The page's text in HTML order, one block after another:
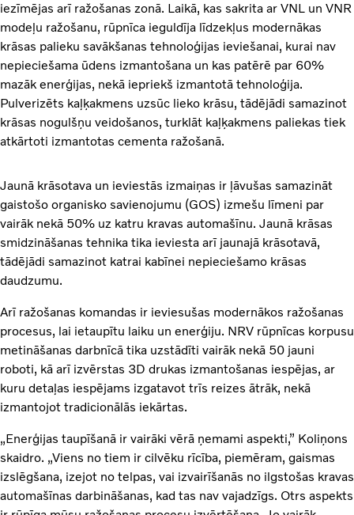
iezīmējas arī ražošanas zonā. Laikā, kas sakrita ar VNL un VNR
modeļu ražošanu, rūpnīca ieguldīja līdzekļus modernākas
krāsas palieku savākšanas tehnoloģijas ieviešanai, kurai nav
nepieciešama ūdens izmantošana un kas patērē par 60%
mazāk enerģijas, nekā iepriekš izmantotā tehnoloģija.
Pulverizēts kaļķakmens uzsūc lieko krāsu, tādējādi samazinot
krāsas nogulšņu veidošanos, turklāt kaļķakmens paliekas tiek
atkārtoti izmantotas cementa ražošanā.
Jaunā krāsotava un ieviestās izmaiņas ir ļāvušas samazināt
gaistošo organisko savienojumu (GOS) izmešu līmeni par
vairāk nekā 50% uz katru kravas automašīnu. Jaunā krāsas
smidzināšanas tehnika tika ieviesta arī jaunajā krāsotavā,
tādējādi samazinot katrai kabīnei nepieciešamo krāsas
daudzumu.
Arī ražošanas komandas ir ieviesušas modernākos ražošanas
procesus, lai ietaupītu laiku un enerģiju. NRV rūpnīcas korpusu
metināšanas darbnīcā tika uzstādīti vairāk nekā 50 jauni
roboti, kā arī izvērstas 3D drukas izmantošanas iespējas, ar
kuru detaļas iespējams izgatavot trīs reizes ātrāk, nekā
izmantojot tradicionālās iekārtas.
„Enerģijas taupīšanā ir vairāki vērā ņemami aspekti,” Koliņons
skaidro. „Viens no tiem ir cilvēku rīcība, piemēram, gaismas
izslēgšana, izejot no telpas, vai izvairīšanās no ilgstošas kravas
automašīnas darbināšanas, kad tas nav vajadzīgs. Otrs aspekts